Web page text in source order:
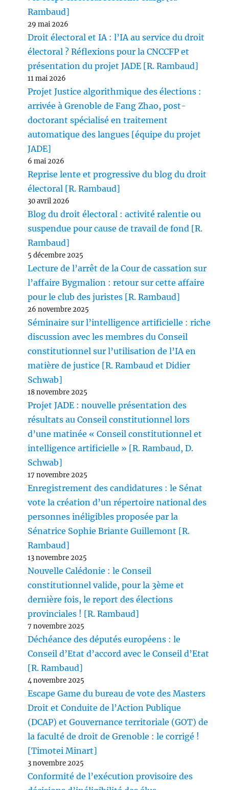
Rambaud]
29 mai 2026
Droit électoral et IA : l’IA au service du droit
électoral ? Réflexions pour la CNCCFP et
présentation du projet JADE [R. Rambaud]
11 mai 2026
Projet Justice algorithmique des élections :
arrivée à Grenoble de Fang Zhao, post-
doctorant spécialisé en traitement
automatique des langues [équipe du projet
JADE]
6 mai 2026
Reprise lente et progressive du blog du droit
électoral [R. Rambaud]
30 avril 2026
Blog du droit électoral : activité ralentie ou
suspendue pour cause de travail de fond [R.
Rambaud]
5 décembre 2025
Lecture de l’arrêt de la Cour de cassation sur
l’affaire Bygmalion : retour sur cette affaire
pour le club des juristes [R. Rambaud]
26 novembre 2025
Séminaire sur l’intelligence artificielle : riche
discussion avec les membres du Conseil
constitutionnel sur l’utilisation de l’IA en
matière de justice [R. Rambaud et Didier
Schwab]
18 novembre 2025
Projet JADE : nouvelle présentation des
résultats au Conseil constitutionnel lors
d’une matinée « Conseil constitutionnel et
intelligence artificielle » [R. Rambaud, D.
Schwab]
17 novembre 2025
Enregistrement des candidatures : le Sénat
vote la création d’un répertoire national des
personnes inéligibles proposée par la
Sénatrice Sophie Briante Guillemont [R.
Rambaud]
13 novembre 2025
Nouvelle Calédonie : le Conseil
constitutionnel valide, pour la 3ème et
dernière fois, le report des élections
provinciales ! [R. Rambaud]
7 novembre 2025
Déchéance des députés européens : le
Conseil d’Etat d’accord avec le Conseil d’Etat
[R. Rambaud]
4 novembre 2025
Escape Game du bureau de vote des Masters
Droit et Conduite de l’Action Publique
(DCAP) et Gouvernance territoriale (GOT) de
la faculté de droit de Grenoble : le corrigé !
[Timotei Minart]
3 novembre 2025
Conformité de l’exécution provisoire des